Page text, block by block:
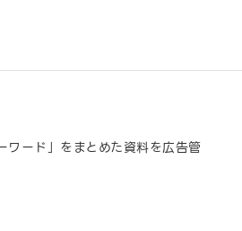
ード」をまとめた資料を広告管